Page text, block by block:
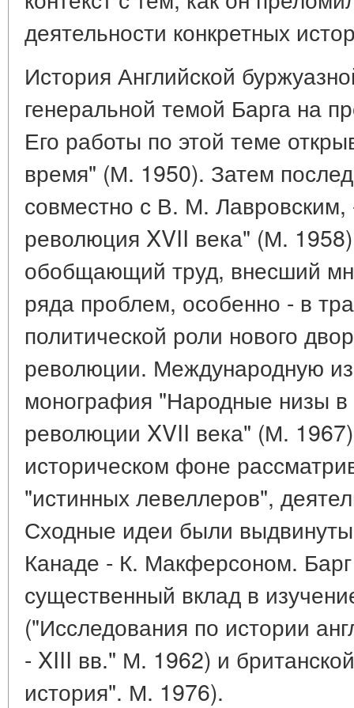
деятельности конкретных
История Английской
генеральной темой Барга на
Его работы по этой теме
время" (М. 1950). Затем
совместно с В. М. Лавровским,
революция XVII века" (М.
обобщающий труд, внесший
ряда проблем, особенно - в
политической роли нового
революции. Международную
монография "Народные низы в
революции XVII века" (М.
историческом фоне
"истинных левеллеров",
Сходные идеи были
Канаде - К. Макферсоном.
существенный вклад в
("Исследования по истории
- XIII вв." М. 1962) и
история". М. 1976).